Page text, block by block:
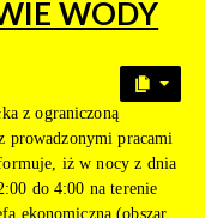
WODY
z ograniczoną
prowadzonymi pracami
iż w nocy z dnia
do 4:00 na terenie
ekonomiczną (obszar